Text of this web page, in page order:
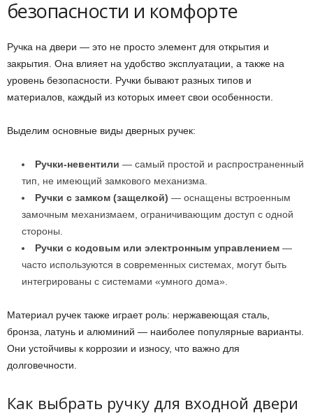
безопасности и комфорте
Ручка на двери — это не просто элемент для открытия и
закрытия. Она влияет на удобство эксплуатации, а также на
уровень безопасности. Ручки бывают разных типов и
материалов, каждый из которых имеет свои особенности.
Выделим основные виды дверных ручек:
Ручки-невентили — самый простой и распространенный
тип, не имеющий замкового механизма.
Ручки с замком (защелкой) — оснащены встроенным
замочным механизмаем, ограничивающим доступ с одной
стороны.
Ручки с кодовым или электронным управлением —
часто используются в современных системах, могут быть
интегрированы с системами «умного дома».
Материал ручек также играет роль: нержавеющая сталь,
бронза, латунь и алюминий — наиболее популярные варианты.
Они устойчивы к коррозии и износу, что важно для
долговечности.
Как выбрать ручку для входной двери